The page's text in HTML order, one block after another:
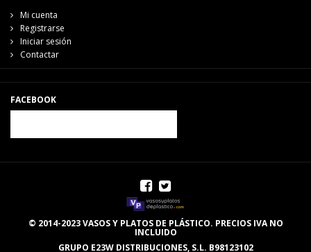
Mi cuenta
Registrarse
Iniciar sesión
Contactar
FACEBOOK
© 2014-2023 VASOS Y PLATOS DE PLÁSTICO. PRECIOS IVA NO
INCLUIDO
GRUPO E23W DISTRIBUCIONES, S.L. B98123102